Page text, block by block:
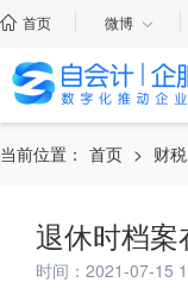
首页 微博
当前位置： 首页 > 财
退休时档案
时间：2021-07-15